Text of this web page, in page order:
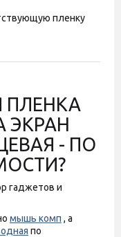
пленку
ПЛЕНКА
ЭКРАН
- ПО
гаджетов и
мышь комп , а
по